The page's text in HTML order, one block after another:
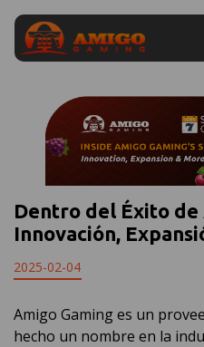
Dentro del Éxito de
Innovación,
2025-02-04
Amigo Gaming es un
hecho un nombre en la